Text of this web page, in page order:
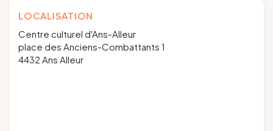
LOCALISATION
Centre culturel d'Ans-Alleur
place des Anciens-Combattants 1
4432 Ans Alleur